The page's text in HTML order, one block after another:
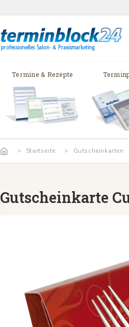
Termine & Rezepte
Startseite Gutscheinkarten
Gutscheinkarte